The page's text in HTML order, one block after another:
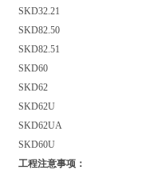
SKD32.21
SKD82.50
SKD82.51
SKD60
SKD62
SKD62U
SKD62UA
SKD60U
工程注意事项：